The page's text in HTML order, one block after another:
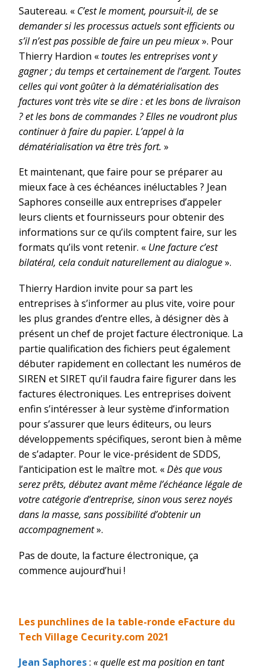
Sautereau. « C’est le moment, poursuit-il, de se
demander si les processus actuels sont efficients ou
s’il n’est pas possible de faire un peu mieux». Pour
Thierry Hardion «toutes les entreprises vont y
gagner ; du temps et certainement de l’argent. Toutes
celles qui vont goûter à la dématérialisation des
factures vont très vite se dire : et les bons de livraison
? et les bons de commandes ? Elles ne voudront plus
continuer à faire du papier. L’appel à la
dématérialisation va être très fort. »
Et maintenant, que faire pour se préparer au
mieux face à ces échéances inéluctables ? Jean
Saphores conseille aux entreprises d’appeler
leurs clients et fournisseurs pour obtenir des
informations sur ce qu’ils comptent faire, sur les
formats qu’ils vont retenir. « Une facture c’est
bilatéral, cela conduit naturellement au dialogue».
Thierry Hardion invite pour sa part les
entreprises à s’informer au plus vite, voire pour
les plus grandes d’entre elles, à désigner dès à
présent un chef de projet facture électronique. La
partie qualification des fichiers peut également
débuter rapidement en collectant les numéros de
SIREN et SIRET qu’il faudra faire figurer dans les
factures électroniques. Les entreprises doivent
enfin s’intéresser à leur système d’information
pour s’assurer que leurs éditeurs, ou leurs
développements spécifiques, seront bien à même
de s’adapter. Pour le vice-président de SDDS,
l’anticipation est le maître mot. «Dès que vous
serez prêts, débutez avant même l’échéance légale de
votre catégorie d’entreprise, sinon vous serez noyés
dans la masse, sans possibilité d’obtenir un
accompagnement».
Pas de doute, la facture électronique, ça
commence aujourd’hui !
Les punchlines de la table-ronde eFacture du
Tech Village Cecurity.com 2021
Jean Saphores: « quelle est ma position en tant